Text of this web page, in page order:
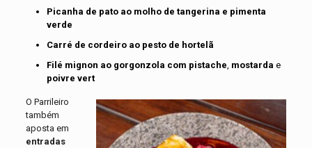
Picanha de pato ao molho de tangerina e pimenta
verde
Carré de cordeiro ao pesto de hortelã
Filé mignon ao gorgonzola com pistache mostarda e
poivre vert
O Parrileiro
também
aposta em
entradas